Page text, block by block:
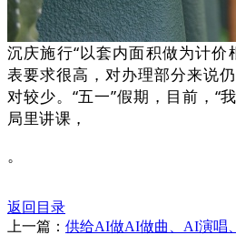
沉庆施行“以套内面积做为计价
表要求很高，对办理部分来说
对较少。“五一”假期，目前，“
局里讲课，
。
返回目录
上一篇： 供给AI做AI做曲、AI演唱